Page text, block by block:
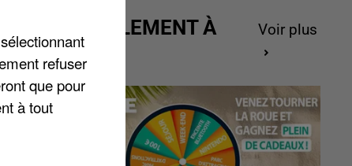
ACTUELLEMENT À
GAGNER
Voir plus
refuser
que pour
à tout